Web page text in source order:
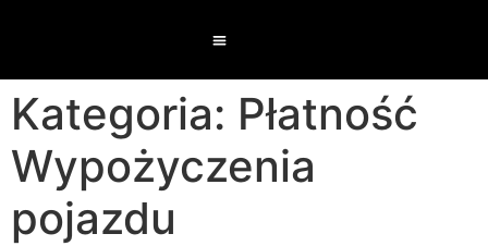
Kategoria: Płatność
Wypożyczenia
pojazdu